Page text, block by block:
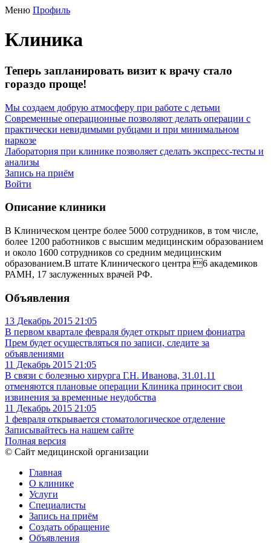
Меню Профиль
Клиника
Теперь запланировать визит к врачу стало
гораздо проще!
Мы создаем добрую атмосферу при работе с детьми
Современные операционные позволяют делать операции с
практически невидимыми рубцами и при минимальном
наркозе
Лаборатория при клинике позволяет сделать экспресс-тесты и
анализы
Запись на приём
Войти
Описание клиники
В Клиническом центре более 5000 сотрудников, в том числе,
более 1200 работников с высшим медицинским образованием
и около 1600 сотрудников со средним медицинским
образованием.В штате Клинического центра 6 академиков
РАМН, 17 заслуженных врачей РФ.
Объявления
13 Декабрь 2015 21:05
В первом квартале февраля будет открыт прием фониатра
Прем будет осуществляться по записи, следите за
объявлениями
11 Декабрь 2015 21:05
В связи с болезнью хирурга Г.Н. Иванова, 31.01.11
отменяются плановые операции Клиника приносит свои
извинения за временные неудобства
11 Декабрь 2015 21:05
1 февраля открывается стоматологическое отделение
Записывайтесь на нашем сайте
Полная версия
© Сайт медицинской организации
Главная
О клинике
Услуги
Специалисты
Запись на приём
Создать обращение
Объявления